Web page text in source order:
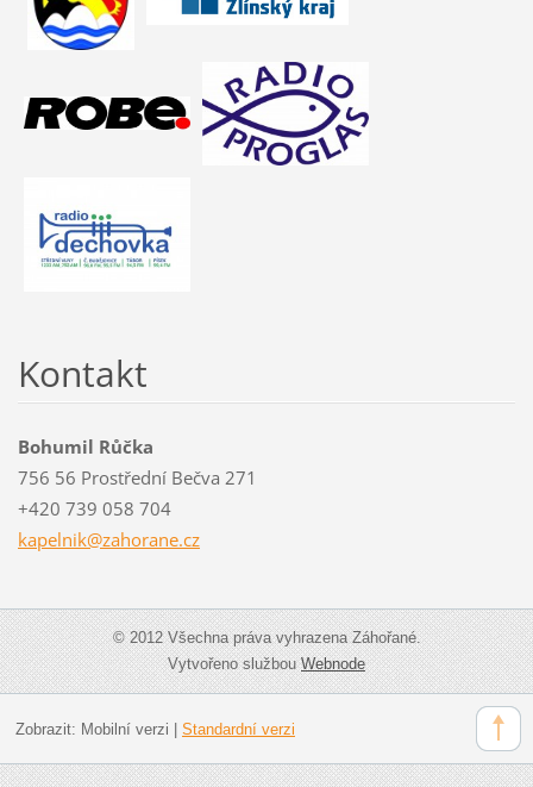
Kontakt
Bohumil Růčka
756 56 Prostřední Bečva 271
+420 739 058 704
kapelnik@zahorane.cz
© 2012 Všechna práva vyhrazena Záhořané.
Vytvořeno službouWebnode
Zobrazit: Mobilní verzi Standardní verzi